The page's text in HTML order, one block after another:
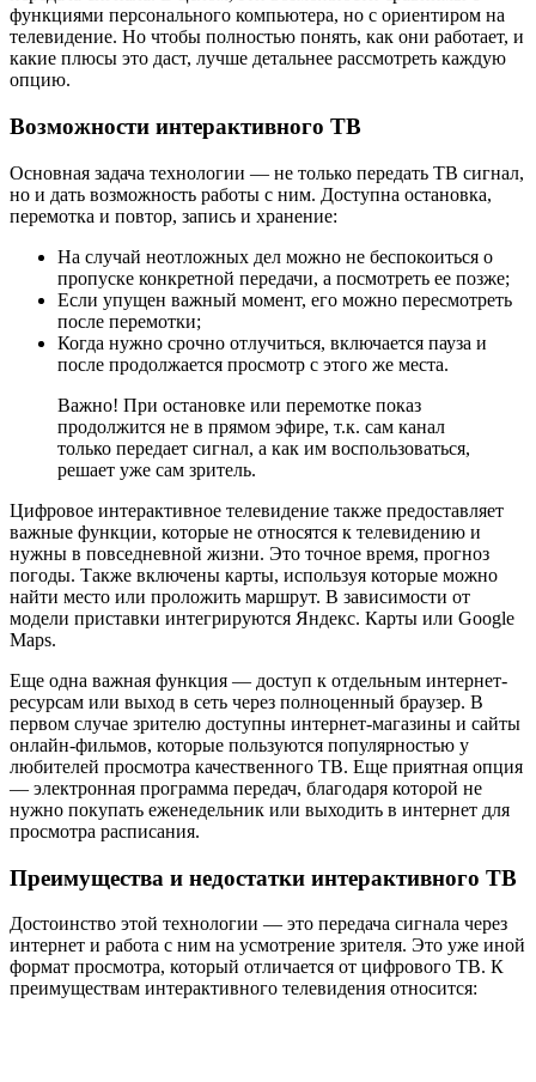
функциями персонального компьютера, но с ориентиром на
телевидение. Но чтобы полностью понять, как они работает, и
какие плюсы это даст, лучше детальнее рассмотреть каждую
опцию.
Возможности интерактивного ТВ
Основная задача технологии — не только передать ТВ сигнал,
но и дать возможность работы с ним. Доступна остановка,
перемотка и повтор, запись и хранение:
На случай неотложных дел можно не беспокоиться о
пропуске конкретной передачи, а посмотреть ее позже;
Если упущен важный момент, его можно пересмотреть
после перемотки;
Когда нужно срочно отлучиться, включается пауза и
после продолжается просмотр с этого же места.
Важно! При остановке или перемотке показ
продолжится не в прямом эфире, т.к. сам канал
только передает сигнал, а как им воспользоваться,
решает уже сам зритель.
Цифровое интерактивное телевидение также предоставляет
важные функции, которые не относятся к телевидению и
нужны в повседневной жизни. Это точное время, прогноз
погоды. Также включены карты, используя которые можно
найти место или проложить маршрут. В зависимости от
модели приставки интегрируются Яндекс. Карты или Google
Maps.
Еще одна важная функция — доступ к отдельным интернет-
ресурсам или выход в сеть через полноценный браузер. В
первом случае зрителю доступны интернет-магазины и сайты
онлайн-фильмов, которые пользуются популярностью у
любителей просмотра качественного ТВ. Еще приятная опция
— электронная программа передач, благодаря которой не
нужно покупать еженедельник или выходить в интернет для
просмотра расписания.
Преимущества и недостатки интерактивного ТВ
Достоинство этой технологии — это передача сигнала через
интернет и работа с ним на усмотрение зрителя. Это уже иной
формат просмотра, который отличается от цифрового ТВ. К
преимуществам интерактивного телевидения относится: